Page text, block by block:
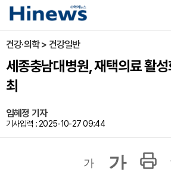
건강·의학 > 건강일반
세종충남대병원, 재택의료 활
최
임혜정 기자
기사입력 : 2025-10-27 09:44
가 가